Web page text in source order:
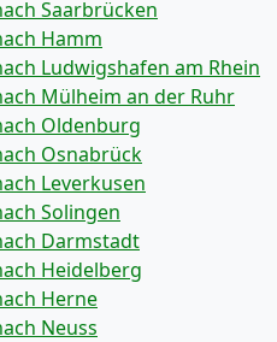
Saarbrücken
Hamm
Ludwigshafen am Rhein
Mülheim an der Ruhr
Oldenburg
Osnabrück
Leverkusen
Solingen
Darmstadt
Heidelberg
Herne
Neuss